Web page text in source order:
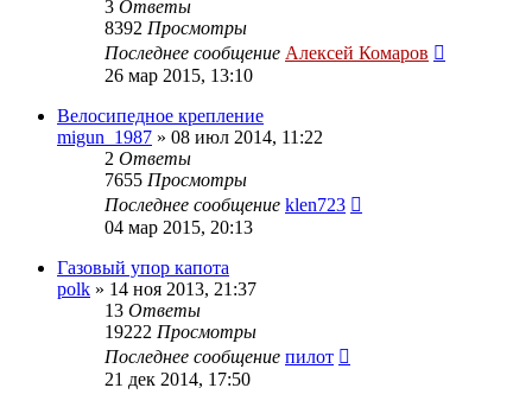
3 Ответы
8392 Просмотры
Последнее сообщение Алексей Комаров
26 мар 2015, 13:10
Велосипедное крепление
migun_1987 » 08 июл 2014, 11:22
2 Ответы
7655 Просмотры
Последнее сообщение klen723
04 мар 2015, 20:13
Газовый упор капота
polk » 14 ноя 2013, 21:37
13 Ответы
19222 Просмотры
Последнее сообщение пилот
21 дек 2014, 17:50